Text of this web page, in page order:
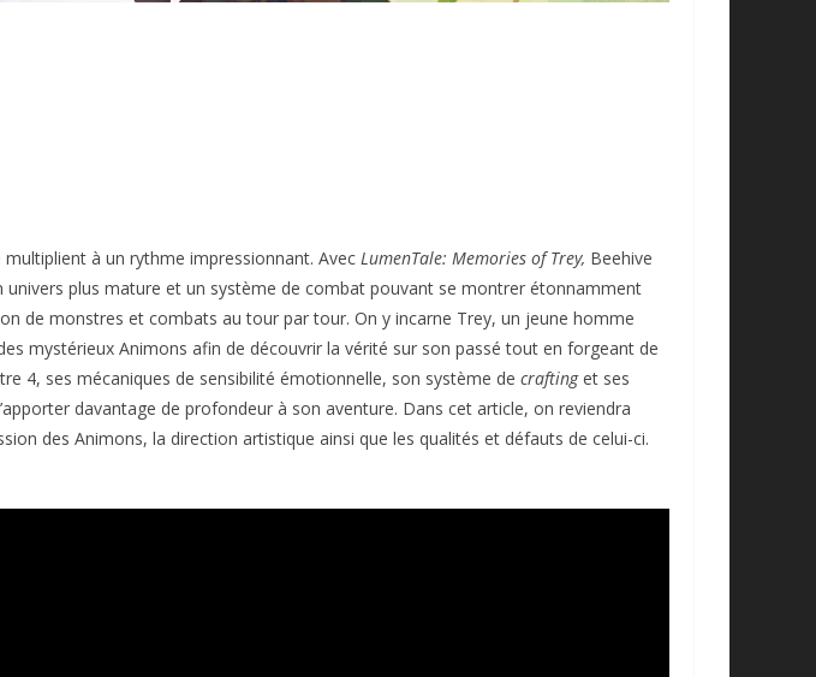
multiplient à un rythme impressionnant. Avec LumenTale: Memories of Trey, Beehive
plus mature et un système de combat pouvant se montrer étonnamment
de monstres et combats au tour par tour. On y incarne Trey, un jeune homme
mystérieux Animons afin de découvrir la vérité sur son passé tout en forgeant de
4, ses mécaniques de sensibilité émotionnelle, son système de craftinget ses
davantage de profondeur à son aventure. Dans cet article, on reviendra
des Animons, la direction artistique ainsi que les qualités et défauts de celui-ci.